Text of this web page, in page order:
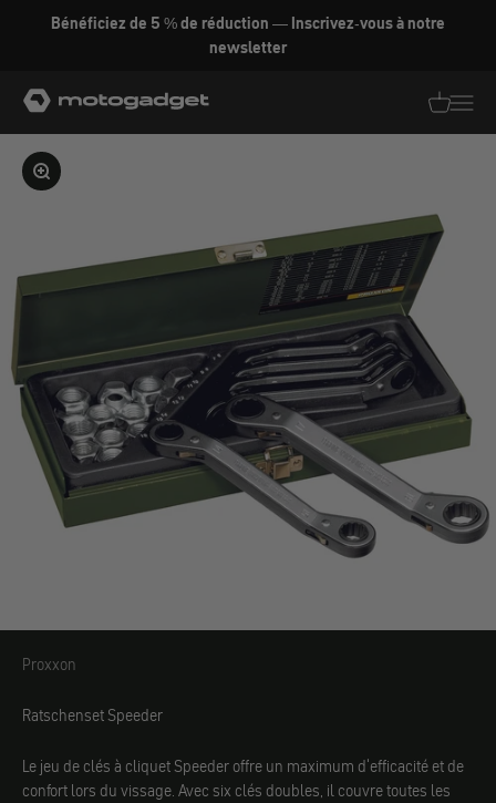
Aller au contenu
Bénéficiez de 5 % de réduction — Inscrivez-vous à notre
newsletter
motogadget GmbH
Agrandir l'image
Proxxon
Proxxon
Ratschenset Speeder
Le jeu de clés à cliquet Speeder offre un maximum d'efficacité et de
confort lors du vissage. Avec six clés doubles, il couvre toutes les